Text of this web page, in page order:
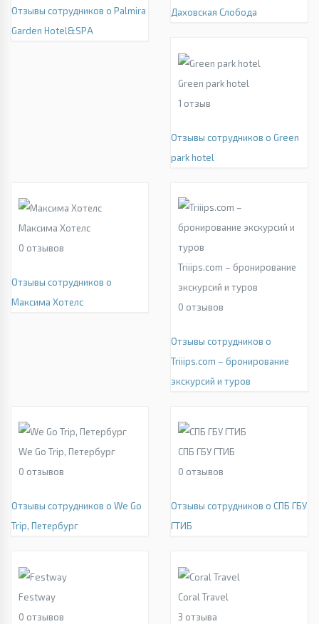
Отзывы сотрудников о Palmira
Garden Hotel&SPA
Даховская Слобода
Green park hotel
1 отзыв
Отзывы сотрудников о Green
park hotel
Максима Хотелс
0 отзывов
Отзывы сотрудников о
Максима Хотелс
Triiips.com – бронирование
экскурсий и туров
0 отзывов
Отзывы сотрудников о
Triiips.com – бронирование
экскурсий и туров
We Go Trip, Петербург
0 отзывов
Отзывы сотрудников о We Go
Trip, Петербург
СПБ ГБУ ГТИБ
0 отзывов
Отзывы сотрудников о СПБ ГБУ
ГТИБ
Festway
0 отзывов
Coral Travel
3 отзыва